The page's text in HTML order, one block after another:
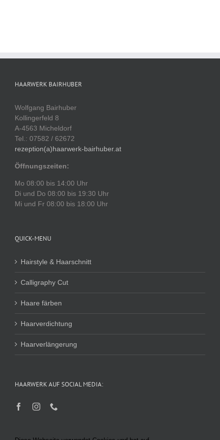
HAARWERK BAIRHUBER
Wolfgang Bairhuber
Kollingerfeld 8
A-4563 Micheldorf
Tel.: 07582 / 62672
rezeption(a)haarwerk-bairhuber.at
Öffnungszeiten:
Mo 08:00 bis 14:00 Uhr
Di und Do 08:00 bis 19:30 Uhr
Mi und Fr 08:00 bis 18:00 Uhr
QUICK-MENU
Hairstyle & Haarschnitt
Calligraphy Cut
Haare färben
Haarverdichtung
Haarverlängerung
HAARWERK AUF SOCIAL MEDIA: